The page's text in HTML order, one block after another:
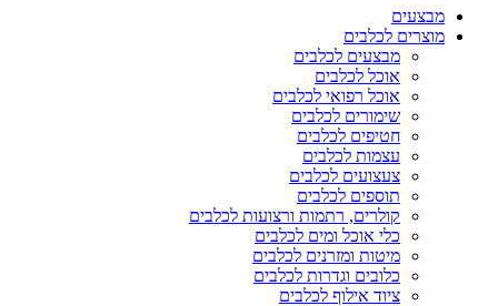
מבצעים
מוצרים לכלבים
מבצעים לכלבים
אוכל לכלבים
אוכל רפואי לכלבים
שימורים לכלבים
חטיפים לכלבים
עצמות לכלבים
צעצועים לכלבים
תוספים לכלבים
קולרים, רתמות ורצועות לכלבים
כלי אוכל ומים לכלבים
מיטות ומזרנים לכלבים
כלובים וגדרות לכלבים
ציוד אילוף לכלבים